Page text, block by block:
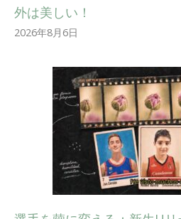
外は美しい！
2026年8月6日